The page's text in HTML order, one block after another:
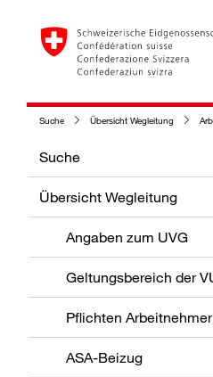
Suche Übersicht Wegleitung
Suche
Übersicht Wegleitung
Angaben zum UVG
Geltungsbereich der
Pflichten
ASA-Beizug